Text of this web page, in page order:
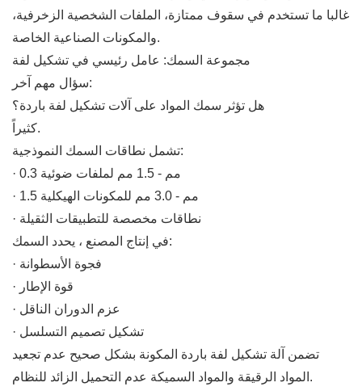
غالبا ما تستخدم في سقوف ممتازة، الملفات الشخصية الزخرفية،
والمكونات الصناعية الخاصة.
مجموعة السمك: عامل رئيسي في تشكيل لفة
سؤال مهم آخر:
هل تؤثر سمك المواد على آلات تشكيل لفة باردة؟
كثيراً.
تشمل نطاقات السمك النموذجية:
· 0.3 مم - 1.5 مم لملفات ضوئية
· 1.5 مم - 3.0 مم للمكونات الهيكلية
· نطاقات مخصصة للتطبيقات الثقيلة
في إنتاج المصنع ، يحدد السمك:
· فجوة الأسطوانة
· قوة الإطار
· عزم الدوران الناقل
· تشكيل تصميم التسلسل
تضمن آلة تشكيل لفة باردة المكونة بشكل صحيح عدم تجعيد
المواد الرقيقة والمواد السميكة عدم التحميل الزائد للنظام.